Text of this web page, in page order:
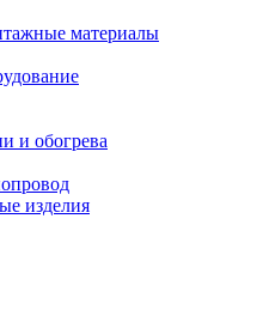
материалы
и обогрева
изделия